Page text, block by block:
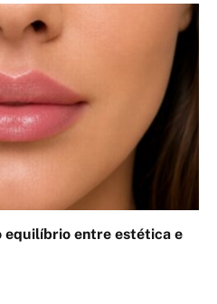
equilíbrio entre estética e